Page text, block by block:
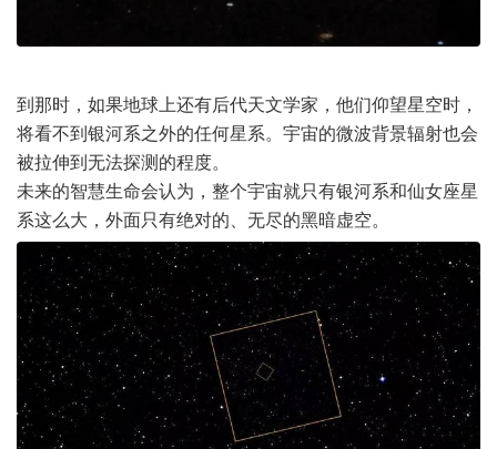
到那时，如果地球上还有后代天文学家，他们仰望星空时，
将看不到银河系之外的任何星系。宇宙的微波背景辐射也会
被拉伸到无法探测的程度。
未来的智慧生命会认为，整个宇宙就只有银河系和仙女座星
系这么大，外面只有绝对的、无尽的黑暗虚空。